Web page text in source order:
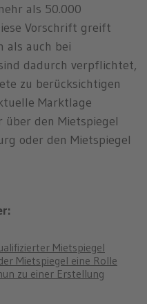
als 50.000
Vorschrift greift
als auch bei
dadurch verpflichtet,
zu berücksichtigen
Marktlage
über den Mietspiegel
oder den Mietspiegel
Mietspiegel
Mietspiegel eine Rolle
zu einer Erstellung